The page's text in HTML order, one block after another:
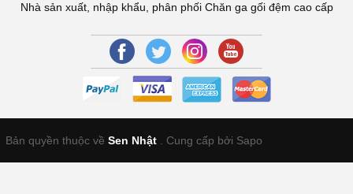
Nhà sản xuất, nhập khẩu, phân phối Chăn ga gối đệm cao cấp
Bản quyền thuộc về Sen Nhật Cung cấp bởi Sapo